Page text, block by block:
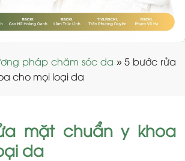
pháp chăm sóc da »5 bước rửa
cho mọi loại da
mặt chuẩn y khoa
da